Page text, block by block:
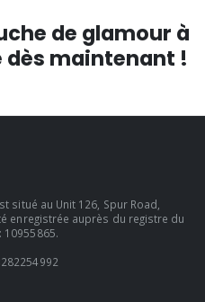
de glamour à
maintenant !
situé au Unit 126, Spur Road,
enregistrée auprès du registre du